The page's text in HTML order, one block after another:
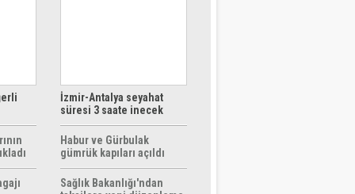
İzmir-Antalya seyahat
süresi 3 saate inecek
Habur ve Gürbulak
gümrük kapıları açıldı
Sağlık Bakanlığı'ndan